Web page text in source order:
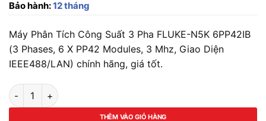
Bảo hành:12 tháng
Máy Phân Tích Công Suất 3 Pha FLUKE-N5K 6PP42IB
(3 Phases, 6 X PP42 Modules, 3 Mhz, Giao Diện
IEEE488/LAN) chính hãng, giá tốt.
Máy Phân Tích Công Suất 3 Pha FLUKE-N5K 6PP42IB (3
THÊM VÀO GIỎ HÀNG